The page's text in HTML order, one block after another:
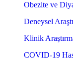
Obezite ve
Deneysel
Klinik
COVID-19